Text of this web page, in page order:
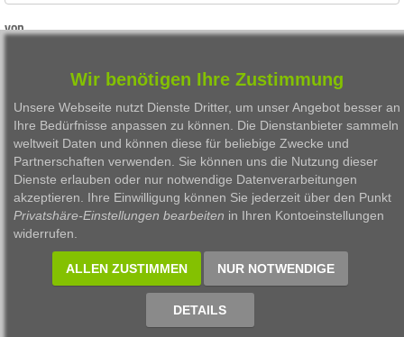
von
suchen
1999 - 2026 Börsen Radio Network AG
Wir benötigen Ihre Zustimmung
Unsere Webseite nutzt Dienste Dritter, um unser Angebot besser an
Ihre Bedürfnisse anpassen zu können. Die Dienstanbieter sammeln
weltweit Daten und können diese für beliebige Zwecke und
Partnerschaften verwenden. Sie können uns die Nutzung dieser
Dienste erlauben oder nur notwendige Datenverarbeitungen
akzeptieren. Ihre Einwilligung können Sie jederzeit über den Punkt
Privatshäre-Einstellungen bearbeiten in Ihren Kontoeinstellungen
widerrufen.
ALLEN ZUSTIMMEN NUR NOTWENDIGE
DETAILS